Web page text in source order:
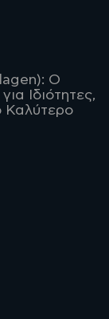
Ο
Ιδιότητες,
Καλύτερο